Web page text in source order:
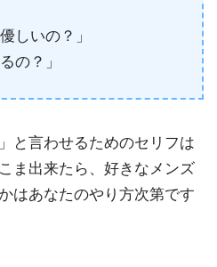
しいの？」
の？」
と言わせるためのセリフは
ま出来たら、好きなメンズ
はあなたのやり方次第です